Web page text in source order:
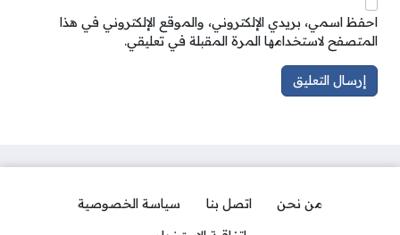
احفظ اسمي، بريدي الإلكتروني، والموقع الإلكتروني في هذا
المتصفح لاستخدامها المرة المقبلة في تعليقي.
من نحن اتصل بنا
سياسة الخصوصية